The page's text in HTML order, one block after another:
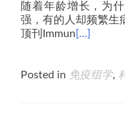
随着年龄增长，为
强，有的人却频繁生
顶刊Immun […]
Posted in 免疫组学,